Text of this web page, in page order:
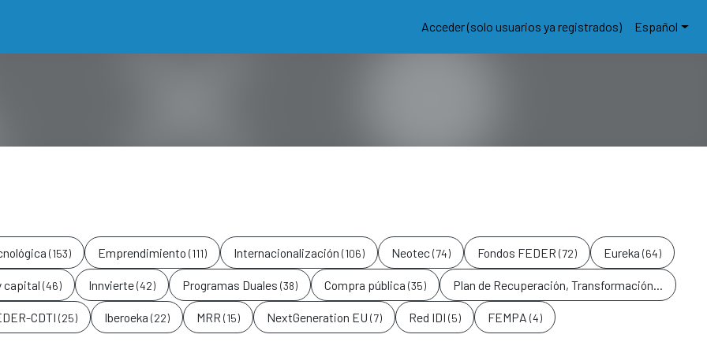
Acceder (solo usuarios ya registrados) Español
(153) Emprendimiento (111) Internacionalización (106) Neotec(74) Fondos FEDER (72) Eureka (64)
capital (46) Innvierte(42) Programas Duales (38) Compra pública (35) Plan de Recuperación, Transformación y
CDTI (25) Iberoeka (22) MRR (15) NextGeneration EU (7) Red IDI (5) FEMPA (4)